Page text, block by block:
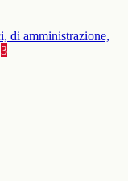
di amministrazione,
3